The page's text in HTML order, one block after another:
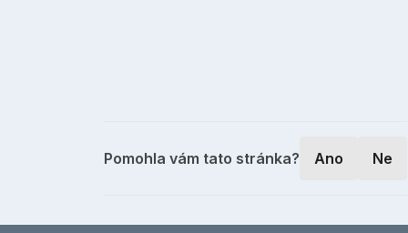
Pomohla vám tato stránka? Ano Ne